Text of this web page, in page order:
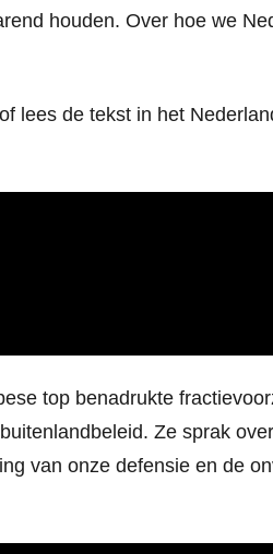
houden. Over hoe we
lees de tekst in het
top benadrukte
Ze sprak
van onze defensie en de